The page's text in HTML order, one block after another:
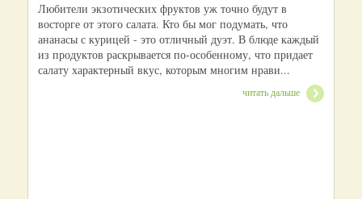
Любители экзотических фруктов уж точно будут в
восторге от этого салата. Кто бы мог подумать, что
ананасы с курицей - это отличный дуэт. В блюде каждый
из продуктов раскрывается по-особенному, что придает
салату характерный вкус, которым многим нрави...
читать дальше